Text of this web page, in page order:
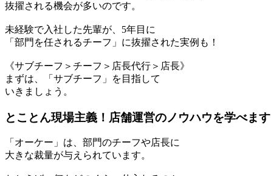
抜擢される機会が多いのです。
未経験で入社した先輩が、5年目に
「部門を任されるチーフ」に抜擢された実例も！
《サブチーフ＞チーフ＞店長代行＞店長》
まずは、「サブチーフ」を目指して
いきましょう。
とことん現場主義！店舗運営のノウハウを学べます
「オーケー」は、部門のチーフや店長に
大きな裁量が与えられています。